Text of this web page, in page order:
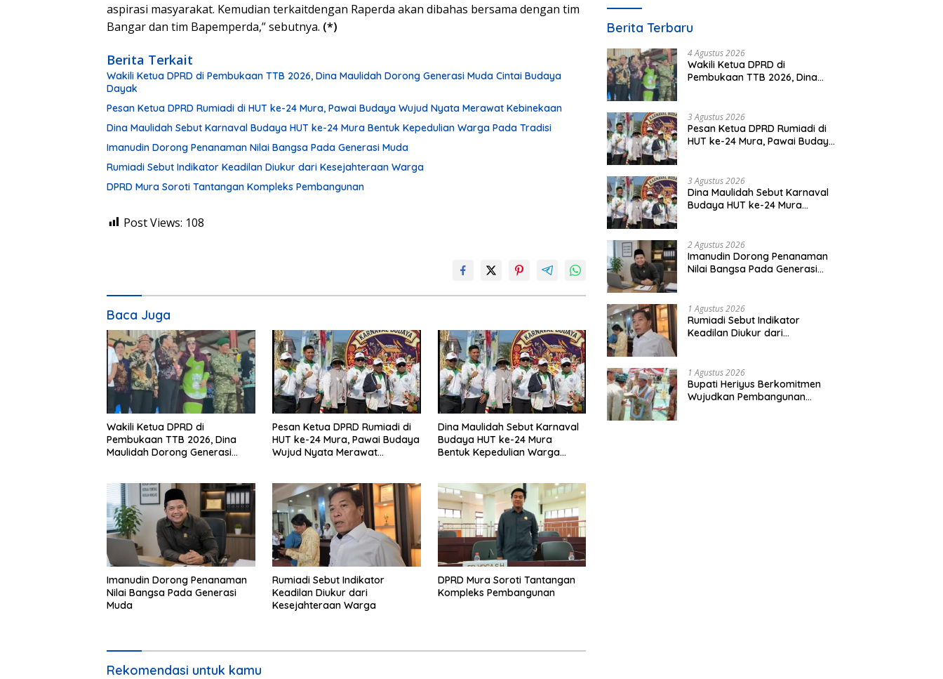
aspirasi masyarakat. Kemudian terkaitdengan Raperda akan dibahas bersama dengan tim
Bangar dan tim Bapemperda,” sebutnya. (*)
Berita Terkait
Wakili Ketua DPRD di Pembukaan TTB 2026, Dina Maulidah Dorong Generasi Muda Cintai Budaya
Dayak
Pesan Ketua DPRD Rumiadi di HUT ke-24 Mura, Pawai Budaya Wujud Nyata Merawat Kebinekaan
Dina Maulidah Sebut Karnaval Budaya HUT ke-24 Mura Bentuk Kepedulian Warga Pada Tradisi
Imanudin Dorong Penanaman Nilai Bangsa Pada Generasi Muda
Rumiadi Sebut Indikator Keadilan Diukur dari Kesejahteraan Warga
DPRD Mura Soroti Tantangan Kompleks Pembangunan
Post Views: 108
Baca Juga
Wakili Ketua DPRD di
Pembukaan TTB 2026, Dina
Maulidah Dorong Generasi
Pesan Ketua DPRD Rumiadi di
HUT ke-24 Mura, Pawai Budaya
Wujud Nyata Merawat
Dina Maulidah Sebut Karnaval
Budaya HUT ke-24 Mura
Bentuk Kepedulian Warga
Imanudin Dorong Penanaman
Nilai Bangsa Pada Generasi
Muda
Rumiadi Sebut Indikator
Keadilan Diukur dari
Kesejahteraan Warga
DPRD Mura Soroti Tantangan
Kompleks Pembangunan
Rekomendasi untuk kamu
Berita Terbaru
4 Agustus 2026
Wakili Ketua DPRD di
Pembukaan TTB 2026, Dina
3 Agustus 2026
Pesan Ketua DPRD Rumiadi di
HUT ke-24 Mura, Pawai Budaya
3 Agustus 2026
Dina Maulidah Sebut Karnaval
Budaya HUT ke-24 Mura
2 Agustus 2026
Imanudin Dorong Penanaman
Nilai Bangsa Pada Generasi
1 Agustus 2026
Rumiadi Sebut Indikator
Keadilan Diukur dari
1 Agustus 2026
Bupati Heriyus Berkomitmen
Wujudkan Pembangunan